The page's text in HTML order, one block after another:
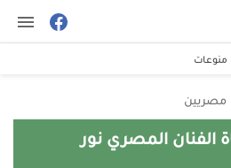
منوعات
مصريين
الفنان المصري نور